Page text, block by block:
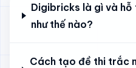
Digibricks là gì và
như thế nào?
Cách tạo đề thi trắc